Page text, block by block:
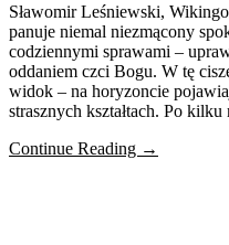
Sławomir Leśniewski,
panuje niemal niezmącony
codziennymi sprawami –
oddaniem czci Bogu. W tę
widok – na horyzoncie
strasznych kształtach. Po
Continue Reading →